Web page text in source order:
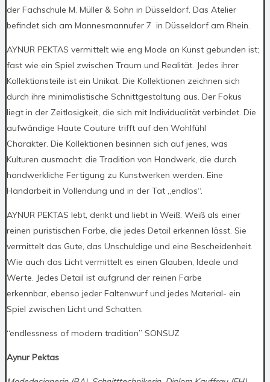
der Fachschule M. Müller & Sohn in Düsseldorf. Das Atelier
befindet sich am Mannesmannufer 7 in Düsseldorf am Rhein.
AYNUR PEKTAS vermittelt wie eng Mode an Kunst gebunden ist;
fast wie ein Spiel zwischen Traum und Realität. Jedes ihrer
Kollektionsteile ist ein Unikat. Die Kollektionen zeichnen sich
durch ihre minimalistische Schnittgestaltung aus. Der Fokus
liegt in der Zeitlosigkeit, die sich mit Individualität verbindet. Die
aufwändige Haute Couture trifft auf den Wohlfühl
Charakter. Die Kollektionen besinnen sich auf jenes, was
Kulturen ausmacht: die Tradition von Handwerk, die durch
handwerkliche Fertigung zu Kunstwerken werden. Eine
Handarbeit in Vollendung und in der Tat „endlos“.
AYNUR PEKTAS lebt, denkt und liebt in Weiß. Weiß als einer
reinen puristischen Farbe, die jedes Detail erkennen lässt. Sie
vermittelt das Gute, das Unschuldige und eine Bescheidenheit.
Wie auch das Licht vermittelt es einen Glauben, Ideale und
Werte. Jedes Detail ist aufgrund der reinen Farbe
erkennbar, ebenso jeder Faltenwurf und jedes Material- ein
Spiel zwischen Licht und Schatten.
“endlessness of modern tradition” SONSUZ
Aynur Pektas